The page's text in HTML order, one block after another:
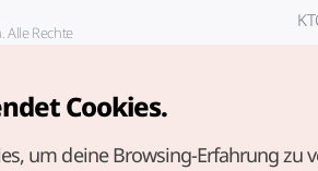
Alle Rechte
Cookies.
um deine Browsing-Erfahrung zu